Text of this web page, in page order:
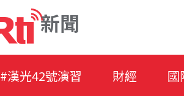
新聞
#漢光42號演習 財經 國